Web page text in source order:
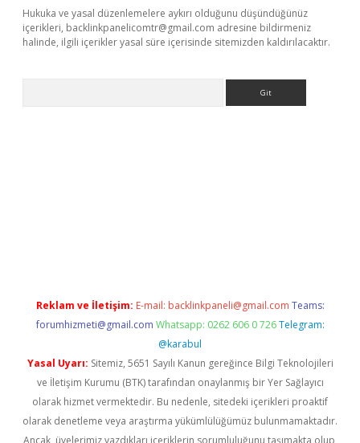
Hukuka ve yasal düzenlemelere aykırı olduğunu düşündüğünüz
içerikleri, backlinkpanelicomtr@gmail.com adresine bildirmeniz
halinde, ilgili içerikler yasal süre içerisinde sitemizden kaldırılacaktır.
Reklam ve İletişim: E-mail: backlinkpaneli@gmail.com Teams:
forumhizmeti@gmail.com Whatsapp: 0262 606 0 726 Telegram:
@karabul
Yasal Uyarı: Sitemiz, 5651 Sayılı Kanun gereğince Bilgi Teknolojileri
ve İletişim Kurumu (BTK) tarafından onaylanmış bir Yer Sağlayıcı
olarak hizmet vermektedir. Bu nedenle, sitedeki içerikleri proaktif
olarak denetleme veya araştırma yükümlülüğümüz bulunmamaktadır.
Ancak, üyelerimiz yazdıkları içeriklerin sorumluluğunu taşımakta olup,